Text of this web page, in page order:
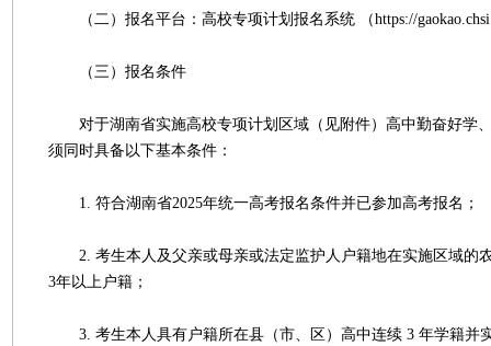
（二）报名平台：高校专项计划报名系统 （https://
（三）报名条件
对于湖南省实施高校专项计划区域（见附件）高中勤奋好学
须同时具备以下基本条件：
1. 符合湖南省2025年统一高考报名条件并已参加高考报名；
2. 考生本人及父亲或母亲或法定监护人户籍地在实施区域的
3年以上户籍；
3. 考生本人具有户籍所在县（市、区）高中连续 3 年学籍并